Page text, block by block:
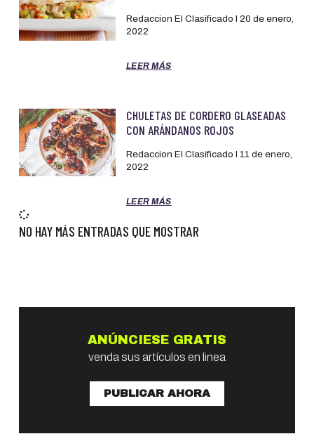
Redaccion El Clasificado
20 de enero,
2022
LEER MÁS
CHULETAS DE CORDERO GLASEADAS
CON ARÁNDANOS ROJOS
Redaccion El Clasificado
11 de enero,
2022
LEER MÁS
NO HAY MÁS ENTRADAS QUE MOSTRAR
ANÚNCIESE GRATIS
venda sus artículos en linea
PUBLICAR AHORA